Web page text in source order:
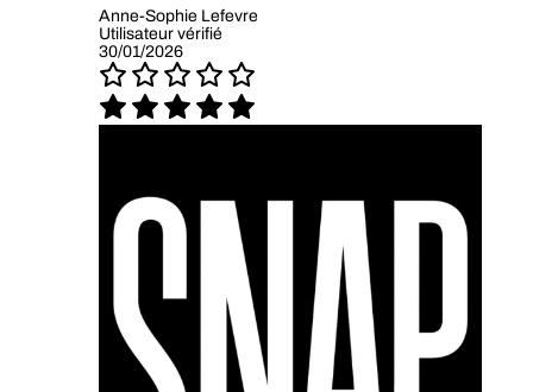
Anne-Sophie Lefevre
Utilisateur vérifié
30/01/2026